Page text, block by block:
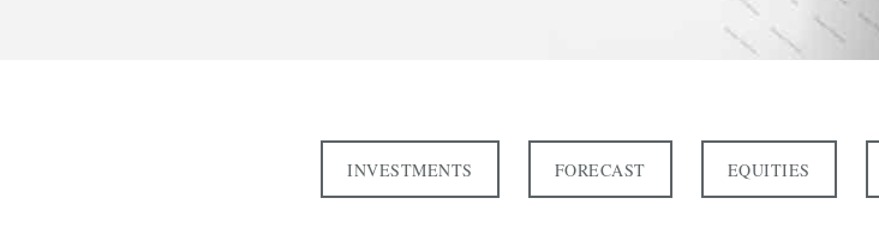
EQUITIES
FORECAST
INVESTMENTS